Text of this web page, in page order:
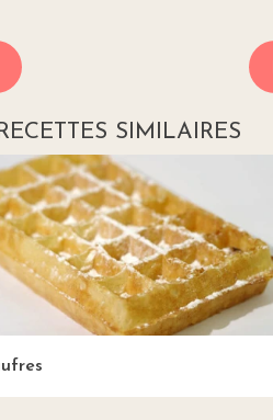
RECETTES SIMILAIRES